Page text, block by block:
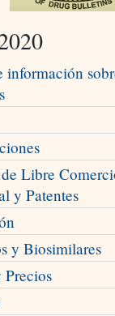
información
Libre
y Patentes
y Biosimilares
Precios